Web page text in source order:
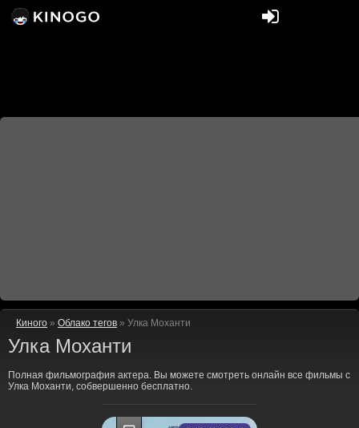
Киного » Облако тегов » Улка Моханти
Улка Моханти
Полная фильмография актера. Вы можете смотреть онлайн все фильмы с
Улка Моханти, собвершенно бесплатно.